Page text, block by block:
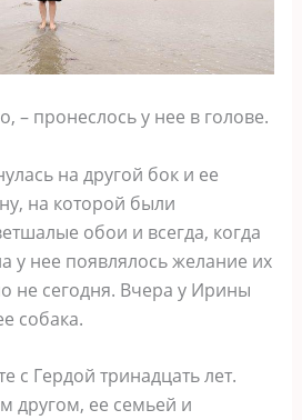
– пронеслось у нее в голове.
на другой бок и ее
на которой были
обои и всегда, когда
у нее появлялось желание их
не сегодня. Вчера у Ирины
собака.
с Гердой тринадцать лет.
другом, ее семьей и